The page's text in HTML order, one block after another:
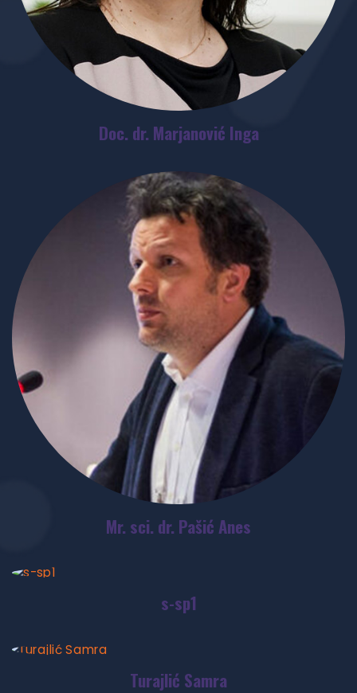
Doc. dr. Marjanović Inga
Mr. sci. dr. Pašić Anes
s-sp1
Turajlić Samra